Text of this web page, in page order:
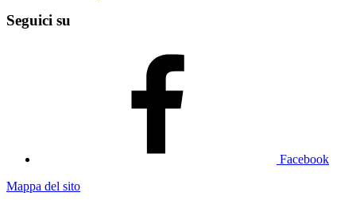
Seguici su
Facebook
Mappa del sito